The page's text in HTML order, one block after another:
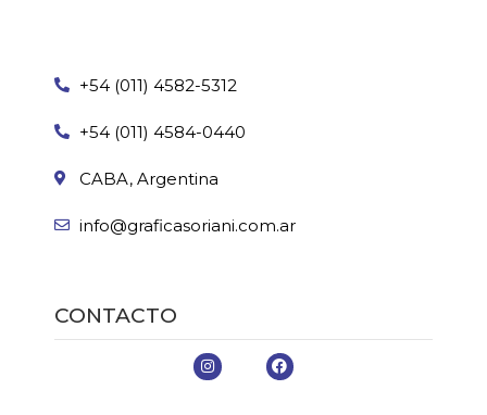
+54 (011) 4582-5312
+54 (011) 4584-0440
CABA, Argentina
info@graficasoriani.com.ar
CONTACTO